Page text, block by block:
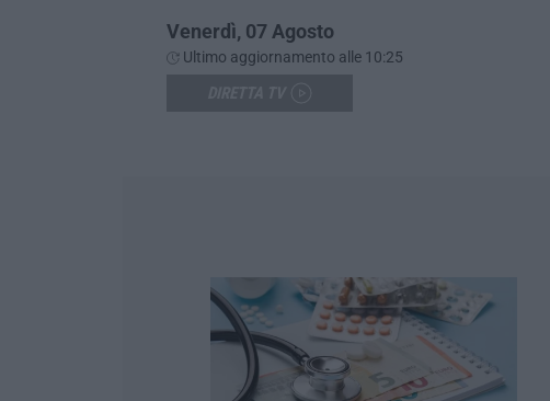
Venerdì, 07 Agosto
Ultimo aggiornamento alle 10:25